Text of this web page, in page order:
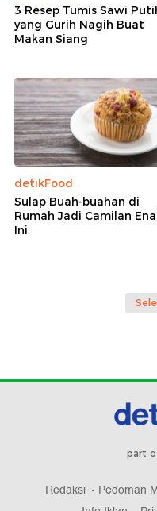
3 Resep Tumis Sawi
yang Gurih Nagih Buat
Makan Siang
detikFood
Sulap Buah-buahan di
Rumah Jadi Camilan
Ini
part
Redaksi Pedoman